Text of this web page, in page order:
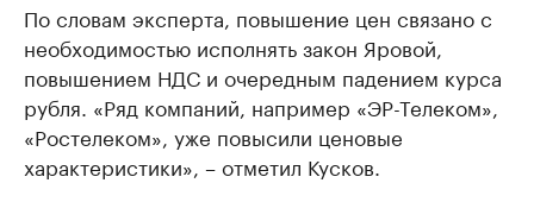
По словам эксперта, повышение цен связано с
необходимостью исполнять закон Яровой,
повышением НДС и очередным падением курса
рубля. «Ряд компаний, например «ЭР-Телеком»,
«Ростелеком», уже повысили ценовые
характеристики», – отметил Кусков.